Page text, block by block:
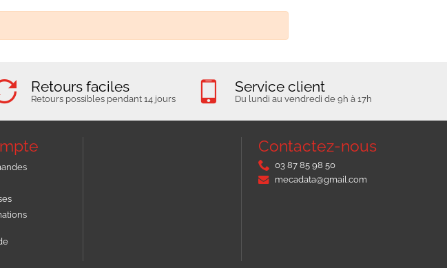
Retours faciles
Retours possibles pendant 14 jours
Service client
Du lundi au vendredi de 9h à 17h
Contactez-nous
03 87 85 98 50
mecadata@gmail.com